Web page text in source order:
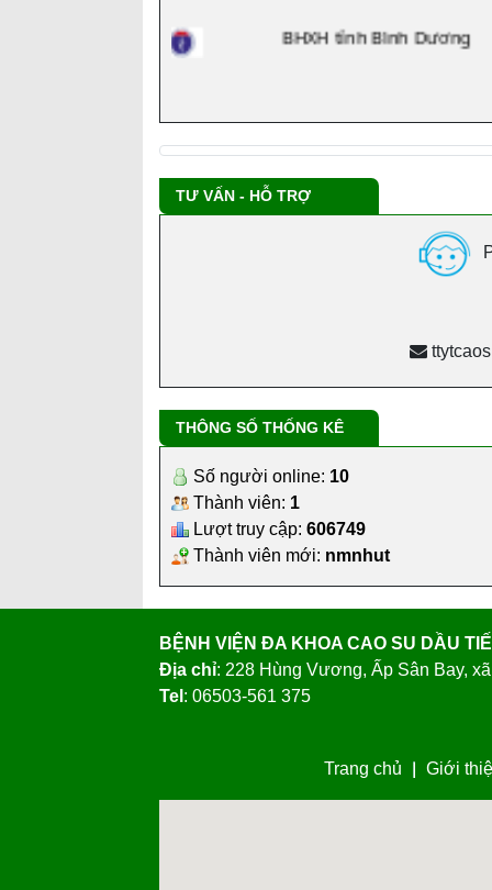
Lượt truy cập:606749
Thành viên mới:nmnhut
BỆNH VIỆN ĐA KHOA CAO SU DẦU
Địa chỉ: 228 Hùng Vương, Ấp Sân Bay,
Tel: 06503-561 375
Trang chủ Giới